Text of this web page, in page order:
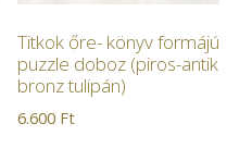
Titkok őre- könyv formájú
puzzle doboz (piros-antik
bronz tulipán)
6.600 Ft